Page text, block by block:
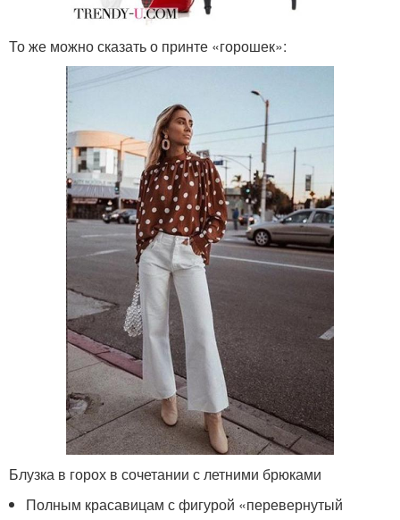
То же можно сказать о принте «горошек»:
Блузка в горох в сочетании с летними брюками
Полным красавицам с фигурой «перевернутый